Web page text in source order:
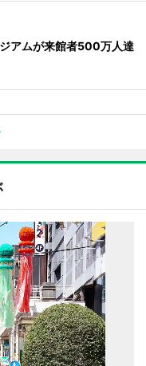
アムが来館者500万人達